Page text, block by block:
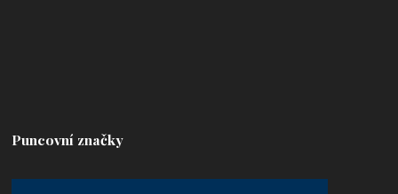
Puncovní značky